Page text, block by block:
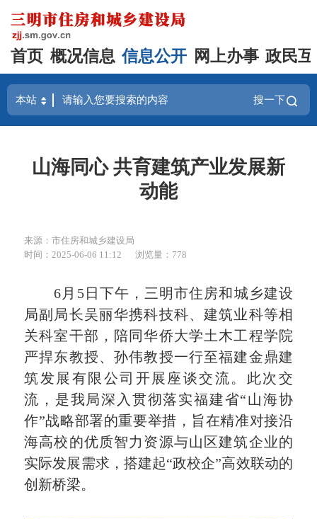
首页 概况信息 信息公开 网上办事 政民
搜一下
山海同心 共育建筑产业发展新
动能
来源：市住房和城乡建设局
时间：2025-06-06 11:12
浏览量：778
6月5日下午，三明市住房和城乡建设
局副局长吴丽华携科技科、建筑业科等相
关科室干部，陪同华侨大学土木工程学院
严捍东教授、孙伟教授一行至福建金鼎建
筑发展有限公司开展座谈交流。此次交
流，是我局深入贯彻落实福建省“山海协
作”战略部署的重要举措，旨在精准对接沿
海高校的优质智力资源与山区建筑企业的
实际发展需求，搭建起“政校企”高效联动的
创新桥梁。